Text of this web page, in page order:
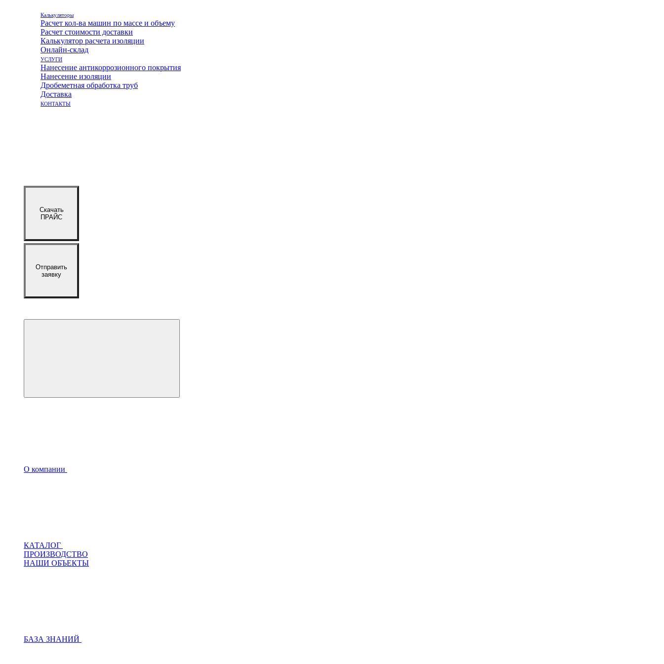
Калькуляторы
Расчет кол-ва машин по массе и объему
Расчет стоимости доставки
Калькулятор расчета изоляции
Онлайн-склад
УСЛУГИ
Нанесение антикоррозионного покрытия
Нанесение изоляции
Дробеметная обработка труб
Доставка
КОНТАКТЫ
Скачать
ПРАЙС
Отправить
заявку
О компании
КАТАЛОГ
ПРОИЗВОДСТВО
НАШИ ОБЪЕКТЫ
БАЗА ЗНАНИЙ